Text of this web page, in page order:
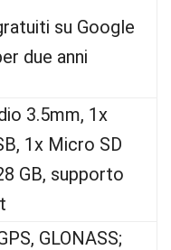
su Google
due anni
3.5mm, 1x
1x Micro SD
GB, supporto
GLONASS;